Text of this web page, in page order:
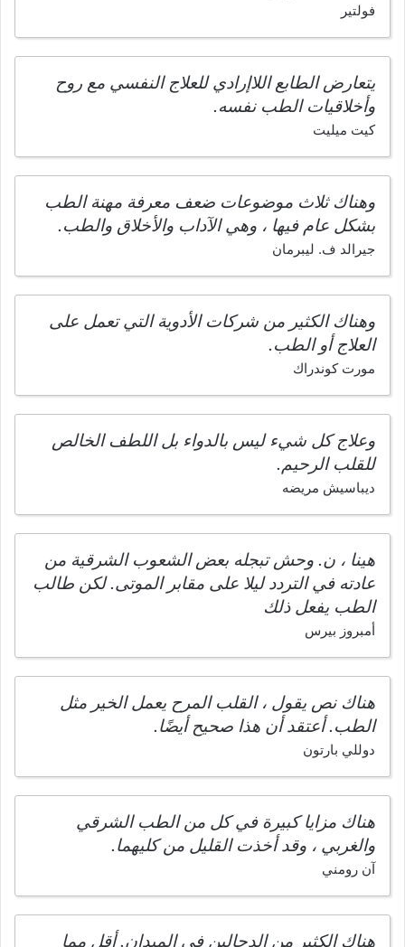
فولتير
يتعارض الطابع اللاإرادي للعلاج النفسي مع روح
وأخلاقيات الطب نفسه.
كيت ميليت
وهناك ثلاث موضوعات ضعف معرفة مهنة الطب
بشكل عام فيها ، وهي الآداب والأخلاق والطب.
جيرالد ف. ليبرمان
وهناك الكثير من شركات الأدوية التي تعمل على
العلاج أو الطب.
مورت كوندراك
وعلاج كل شيء ليس بالدواء بل اللطف الخالص
للقلب الرحيم.
ديباسيش مريضه
هينا ، ن. وحش تبجله بعض الشعوب الشرقية من
عادته في التردد ليلا على مقابر الموتى. لكن طالب
الطب يفعل ذلك
أمبروز بيرس
هناك نص يقول ، القلب المرح يعمل الخير مثل
الطب. أعتقد أن هذا صحيح أيضًا.
دوللي بارتون
هناك مزايا كبيرة في كل من الطب الشرقي
والغربي ، وقد أخذت القليل من كليهما.
آن رومني
هناك الكثير من الدجالين في الميدان. أقل مما